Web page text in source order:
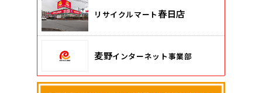
リサイクルマート春日店
麦野インターネット事業部